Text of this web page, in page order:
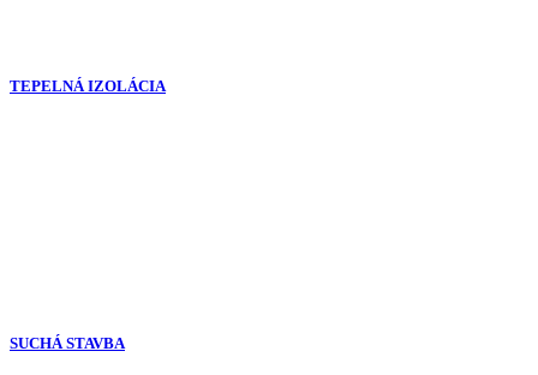
TEPELNÁ IZOLÁCIA
SUCHÁ STAVBA